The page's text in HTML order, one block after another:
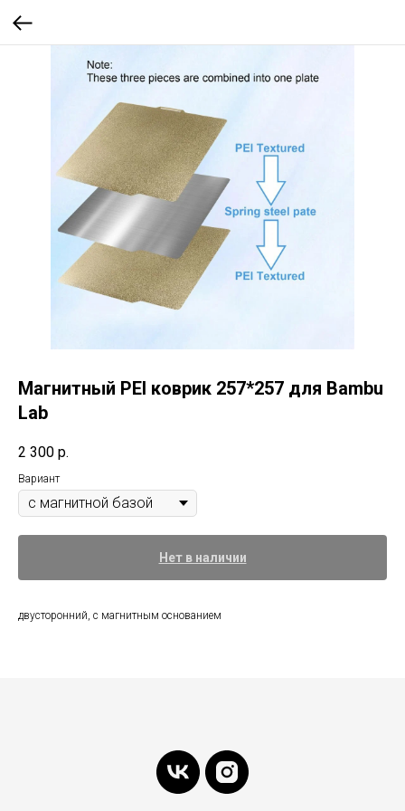
Магнитный PEI коврик 257*257 для Bambu
Lab
2 300 р.
Вариант
Нет в наличии
двусторонний, с магнитным основанием